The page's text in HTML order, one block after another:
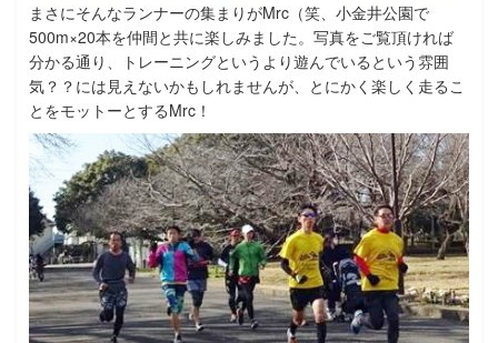
まさにそんなランナーの集まりがMrc（笑、小金井公園で
500m×20本を仲間と共に楽しみました。写真をご覧頂ければ
分かる通り、トレーニングというより遊んでいるという雰囲
気？？には見えないかもしれませんが、とにかく楽しく走るこ
とをモットーとするMrc！